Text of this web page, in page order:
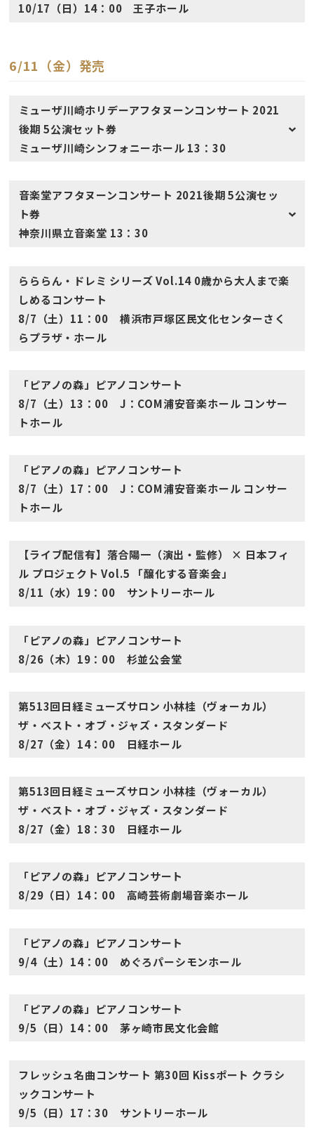
10/17（日）14：00 王子ホール
6/11（金）発売
ミューザ川崎ホリデーアフタヌーンコンサート 2021
後期 5公演セット券
ミューザ川崎シンフォニーホール 13：30
音楽堂アフタヌーンコンサート 2021後期 5公演セッ
ト券
神奈川県立音楽堂 13：30
らららん・ドレミ シリーズ Vol.14 0歳から大人まで楽
しめるコンサート
8/7（土）11：00 横浜市戸塚区民文化センターさく
らプラザ・ホール
「ピアノの森」ピアノコンサート
8/7（土）13：00 J：COM浦安音楽ホール コンサー
トホール
「ピアノの森」ピアノコンサート
8/7（土）17：00 J：COM浦安音楽ホール コンサー
トホール
【ライブ配信有】落合陽一（演出・監修） × 日本フィ
ル プロジェクト Vol.5 「醸化する音楽会」
8/11（水）19：00 サントリーホール
「ピアノの森」ピアノコンサート
8/26（木）19：00 杉並公会堂
第513回日経ミューズサロン 小林桂（ヴォーカル）
ザ・ベスト・オブ・ジャズ・スタンダード
8/27（金）14：00 日経ホール
第513回日経ミューズサロン 小林桂（ヴォーカル）
ザ・ベスト・オブ・ジャズ・スタンダード
8/27（金）18：30 日経ホール
「ピアノの森」ピアノコンサート
8/29（日）14：00 高崎芸術劇場音楽ホール
「ピアノの森」ピアノコンサート
9/4（土）14：00 めぐろパーシモンホール
「ピアノの森」ピアノコンサート
9/5（日）14：00 茅ヶ崎市民文化会館
フレッシュ名曲コンサート 第30回 Kissポート クラシ
ックコンサート
9/5（日）17：30 サントリーホール